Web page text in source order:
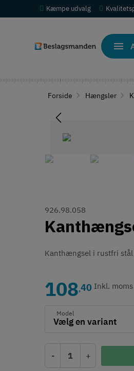
Kæmpe udvalg
Forside Hængsler
926.98.058
Kanthængsel i rustfri stål
108,40 Inkl. moms
Model
- +